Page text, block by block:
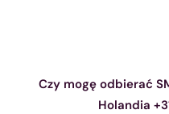
Czy mogę odbierać
Holandia